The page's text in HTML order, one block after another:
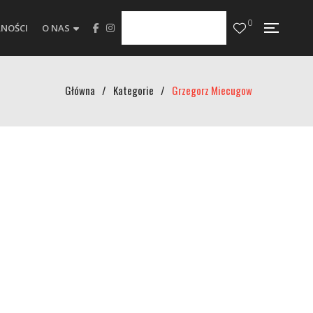
O NAS 0
Główna / Kategorie / Grzegorz Miecugow